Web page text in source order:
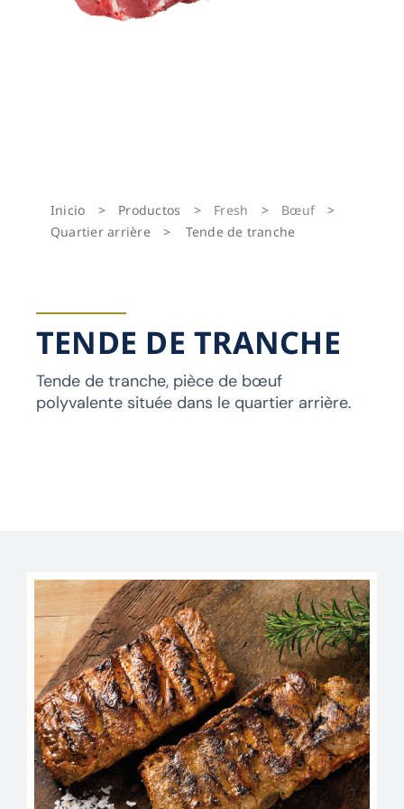
Inicio > Productos > Fresh > Bœuf
>
Quartier arrière
> Tende de tranche
TENDE DE TRANCHE
Tende de tranche, pièce de bœuf
polyvalente située dans le quartier arrière.